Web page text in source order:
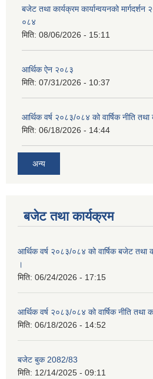
बजेट तथा कार्यक्रम कार्यान्वयनको मार्गदर्शन
०८४
मिति: 08/06/2026 - 15:11
आर्थिक ऐन २०८३
मिति: 07/31/2026 - 10:37
आर्थिक वर्ष २०८३/०८४ को वार्षिक नीति तथा
मिति: 06/18/2026 - 14:44
अन्य
बजेट तथा कार्यक्रम
आर्थिक वर्ष २०८३/०८४ को वार्षिक बजेट तथा
।
मिति: 06/24/2026 - 17:15
आर्थिक वर्ष २०८३/०८४ को वार्षिक नीति तथा
मिति: 06/18/2026 - 14:52
बजेट बुक 2082/83
मिति: 12/14/2025 - 09:11